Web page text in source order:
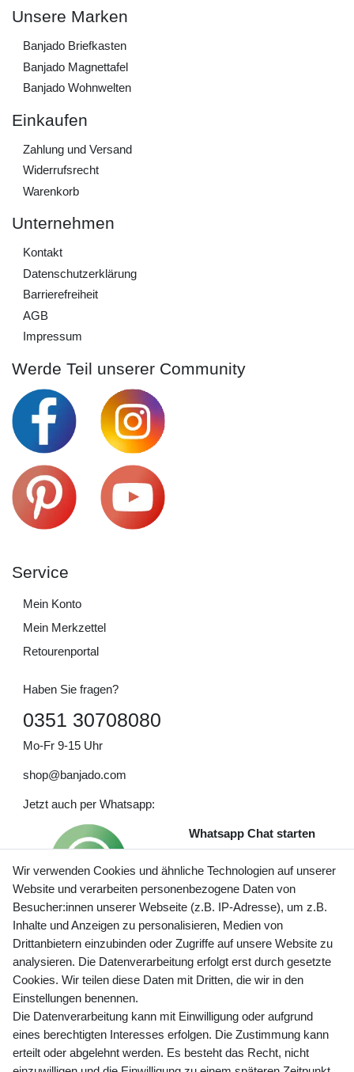
Unsere Marken
Banjado Briefkasten
Banjado Magnettafel
Banjado Wohnwelten
Einkaufen
Zahlung und Versand
Widerrufs­recht
Warenkorb
Unternehmen
Kontakt
Daten­schutz­erklärung
Barrierefreiheit
AGB
Impressum
Werde Teil unserer Community
Service
Mein Konto
Mein Merkzettel
Retourenportal
Haben Sie fragen?
0351 30708080
Mo-Fr 9-15 Uhr
shop@banjado.com
Jetzt auch per Whatsapp:
Whatsapp Chat starten
Preisangaben inkl. gesetzl. MwSt. und zzgl. Service- und
Versandkosten
Newsletter Anmeldung - Keine Angebote
mehr verpassen!
Wir verwenden Cookies und ähnliche Technologien auf unserer
Website und verarbeiten personenbezogene Daten von
Besucher:innen unserer Webseite (z.B. IP-Adresse), um z.B.
Inhalte und Anzeigen zu personalisieren, Medien von
Drittanbietern einzubinden oder Zugriffe auf unsere Website zu
analysieren. Die Datenverarbeitung erfolgt erst durch gesetzte
Cookies. Wir teilen diese Daten mit Dritten, die wir in den
Einstellungen benennen.
Die Datenverarbeitung kann mit Einwilligung oder aufgrund
eines berechtigten Interesses erfolgen. Die Zustimmung kann
erteilt oder abgelehnt werden. Es besteht das Recht, nicht